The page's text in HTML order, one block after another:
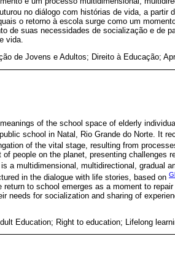
no diálogo com histórias de vida, a partir
o retorno à escola surge como um
de suas necessidades de socialização e de
vida.
de Jovens e Adultos; Direito à Educação;
of the school space of elderly
school in Natal, Rio Grande do Norte. It
of the vital stage, resulting from
people on the planet, presenting challenges
a multidimensional, multidirectional, gradual
in the dialogue with life stories, based on
to school emerges as a moment to
needs for socialization and sharing of
Education; Right to education; Lifelong